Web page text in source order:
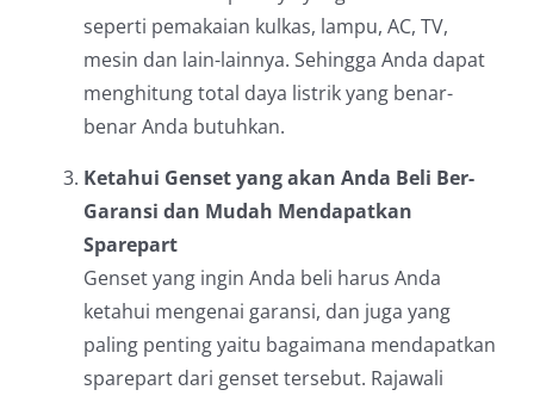
seperti pemakaian kulkas, lampu, AC, TV,
mesin dan lain-lainnya. Sehingga Anda dapat
menghitung total daya listrik yang benar-
benar Anda butuhkan.
Ketahui Genset yang akan Anda Beli Ber-
Garansi dan Mudah Mendapatkan
Sparepart
Genset yang ingin Anda beli harus Anda
ketahui mengenai garansi, dan juga yang
paling penting yaitu bagaimana mendapatkan
sparepart dari genset tersebut. Rajawali